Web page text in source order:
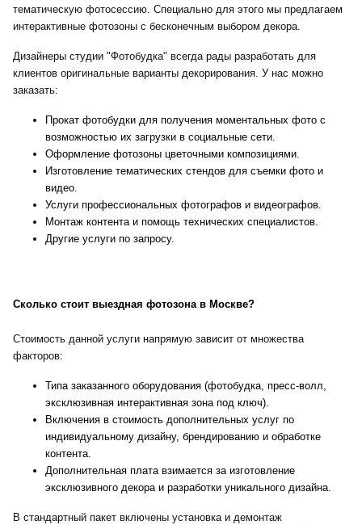
тематическую фотосессию. Специально для этого мы предлагаем
интерактивные фотозоны с бесконечным выбором декора.
Дизайнеры студии "Фотобудка" всегда рады разработать для
клиентов оригинальные варианты декорирования. У нас можно
заказать:
Прокат фотобудки для получения моментальных фото с
возможностью их загрузки в социальные сети.
Оформление фотозоны цветочными композициями.
Изготовление тематических стендов для съемки фото и
видео.
Услуги профессиональных фотографов и видеографов.
Монтаж контента и помощь технических специалистов.
Другие услуги по запросу.
Сколько стоит выездная фотозона в Москве?
Стоимость данной услуги напрямую зависит от множества
факторов:
Типа заказанного оборудования (фотобудка, пресс-волл,
эксклюзивная интерактивная зона под ключ).
Включения в стоимость дополнительных услуг по
индивидуальному дизайну, брендированию и обработке
контента.
Дополнительная плата взимается за изготовление
эксклюзивного декора и разработки уникального дизайна.
В стандартный пакет включены установка и демонтаж